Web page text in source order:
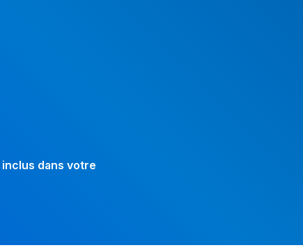
inclus dans votre